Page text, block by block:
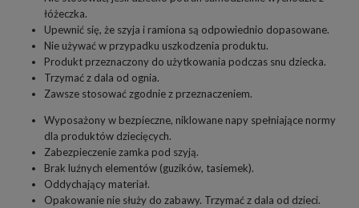
łóżeczka.
Upewnić się, że szyja i ramiona są odpowiednio dopasowane.
Nie używać w przypadku uszkodzenia produktu.
Produkt przeznaczony do użytkowania podczas snu dziecka.
Trzymać z dala od ognia.
Zawsze stosować zgodnie z przeznaczeniem.
Wyposażony w bezpieczne, niklowane napy spełniające normy
dla produktów dziecięcych.
Zabezpieczenie zamka pod szyją.
Brak luźnych elementów (guzików, tasiemek).
Oddychający materiał.
Opakowanie nie służy do zabawy. Trzymać z dala od dzieci.